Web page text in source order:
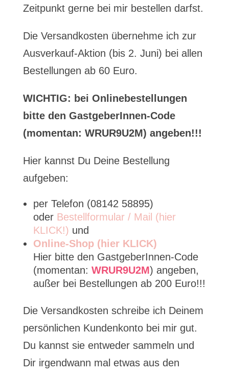
Zeitpunkt gerne bei mir bestellen darfst.
Die Versandkosten übernehme ich zur
Ausverkauf-Aktion (bis 2. Juni) bei allen
Bestellungen ab 60 Euro.
WICHTIG: bei Onlinebestellungen
bitte den GastgeberInnen-Code
(momentan: WRUR9U2M) angeben!!!
Hier kannst Du Deine Bestellung
aufgeben:
per Telefon (08142 58895)
oder Bestellformular / Mail (hier
KLICK!) und
Online-Shop (hier KLICK)
Hier bitte den GastgeberInnen-Code
(momentan: WRUR9U2M) angeben,
außer bei Bestellungen ab 200 Euro!!!
Die Versandkosten schreibe ich Deinem
persönlichen Kundenkonto bei mir gut.
Du kannst sie entweder sammeln und
Dir irgendwann mal etwas aus den